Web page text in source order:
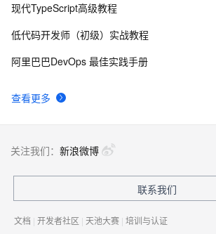
8 在Vue3.0+ts中如何使用h函数
查看更多
现代TypeScript高级教程
低代码开发师（初级）实战教程
阿里巴巴DevOps 最佳实践手册
关注我们： 新浪微博
联系我们
文档 | 开发者社区 | 天池大赛 | 培训与认证